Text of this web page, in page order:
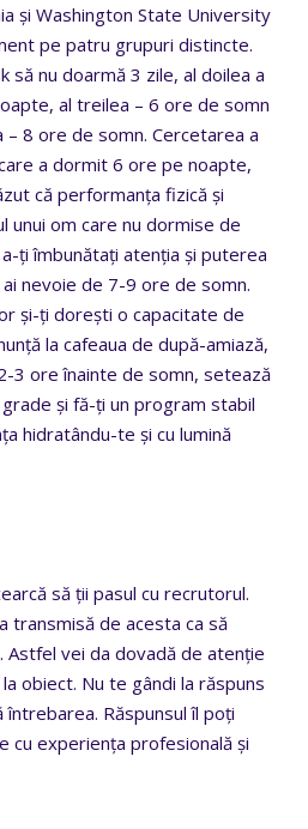
și Washington State University
pe patru grupuri distincte.
să nu doarmă 3 zile, al doilea a
al treilea – 6 ore de somn
8 ore de somn. Cercetarea a
a dormit 6 ore pe noapte,
că performanța fizică și
unui om care nu dormise de
ți îmbunătați atenția și puterea
nevoie de 7-9 ore de somn.
și-ți dorești o capacitate de
la cafeaua de după-amiază,
3 ore înainte de somn, setează
și fă-ți un program stabil
hidratându-te și cu lumină
să ții pasul cu recrutorul.
transmisă de acesta ca să
vei da dovadă de atenție
obiect. Nu te gândi la răspuns
Răspunsul îl poți
cu experiența profesională și